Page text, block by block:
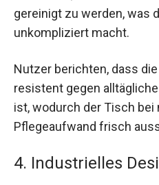
gereinigt zu werden, was
unkompliziert macht.
Nutzer berichten, dass
resistent gegen
ist, wodurch der Tisch bei
Pflegeaufwand frisch
4. Industrielles